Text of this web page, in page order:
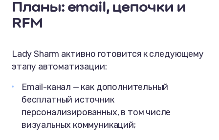
Планы: email, цепочки и
RFM
Lady Sharm активно готовится к следующему
этапу автоматизации:
Email-канал — как дополнительный
бесплатный источник
персонализированных, в том числе
визуальных коммуникаций;